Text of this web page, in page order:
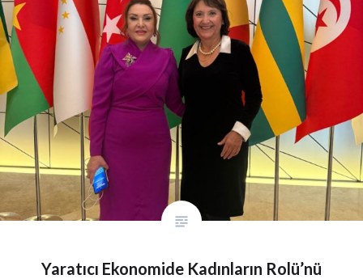
Yaratıcı Ekonomide Kadınların Rolü’nü